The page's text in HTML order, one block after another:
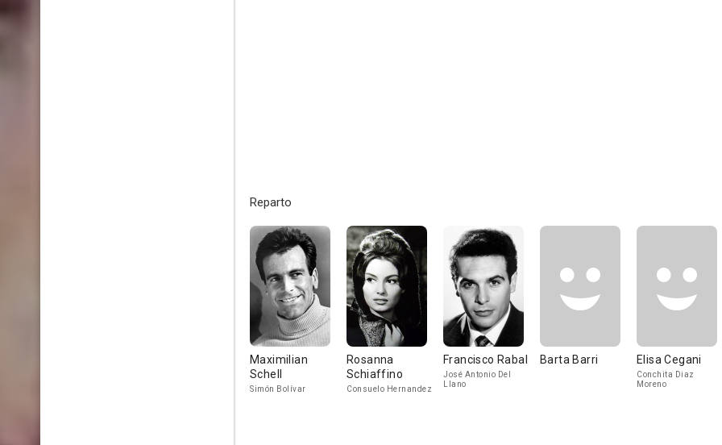
Reparto
Maximilian
Schell
Simón Bolívar
Rosanna
Schiaffino
Consuelo Hernandez
Francisco Rabal
José Antonio Del
Llano
Barta Barri Elisa Cegani
Conchita Diaz
Moreno